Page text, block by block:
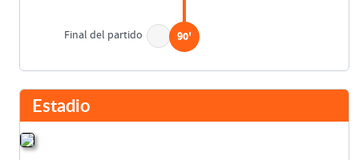
Final del partido 90'
Estadio